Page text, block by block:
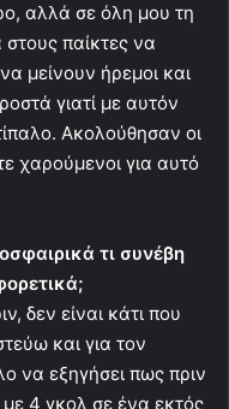
αλλά σε όλη μου τη
παίκτες να
μείνουν ήρεμοι και
γιατί με αυτόν
Ακολούθησαν οι
χαρούμενοι για αυτό
τι συνέβη
δεν είναι κάτι που
και για τον
να εξηγήσει πως πριν
4 γκολ σε ένα εκτός